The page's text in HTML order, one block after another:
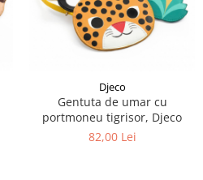
Djeco
Gentuta de umar cu
portmoneu tigrisor, Djeco
82,00 Lei